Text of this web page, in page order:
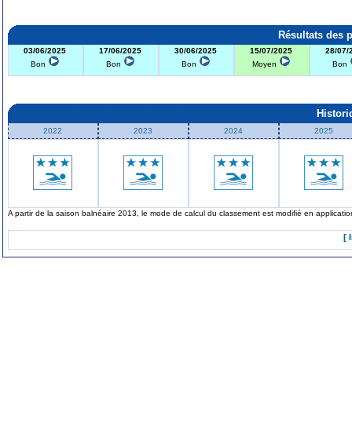
Résultats des
03/06/2025
Bon
17/06/2025
Bon
30/06/2025
Bon
15/07/2025
Moyen
28/07/
Bon
2022 2023 2024 2025
A partir de la saison balnéaire 2013, le mode de calcul du classement est modifié en
[